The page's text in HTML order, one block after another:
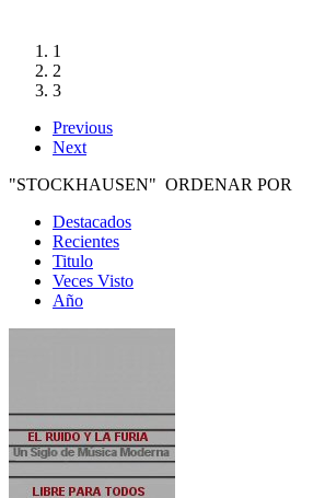
1
2
3
Previous
Next
"STOCKHAUSEN" ORDENAR POR
Destacados
Recientes
Titulo
Veces Visto
Año